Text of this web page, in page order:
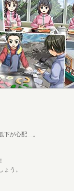
下が心配…。
う。